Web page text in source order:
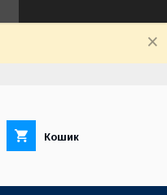
Кошик